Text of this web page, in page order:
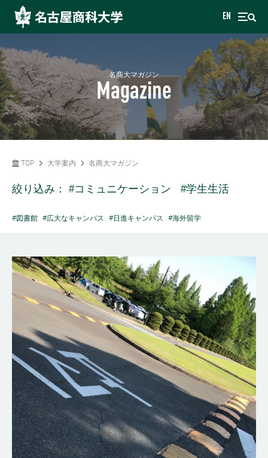
EN
名商大マガジン
Magazine
TOP 大学案内 名商大マガジン
絞り込み： #コミュニケーション #学生生活
#図書館 #広大なキャンパス #日進キャンパス #海外留学